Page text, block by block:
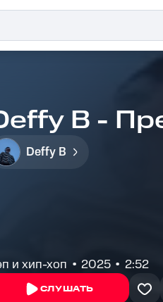
B -
Deffy B
и хип-хоп 2025 2:52
СЛУШАТЬ